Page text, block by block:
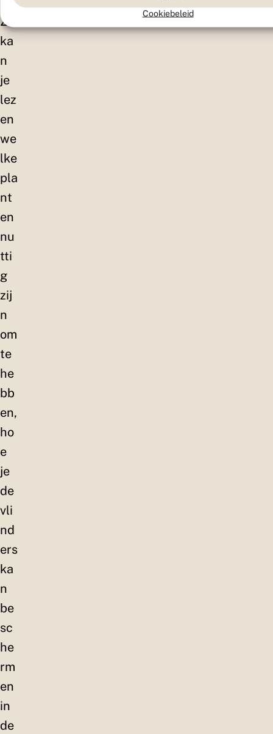
Cookiebeleid
Zo
ka
n
je
lez
en
we
lke
pla
nt
en
nu
tti
g
zij
n
om
te
he
bb
en,
ho
e
je
de
vli
nd
ers
ka
n
be
sc
he
rm
en
in
de